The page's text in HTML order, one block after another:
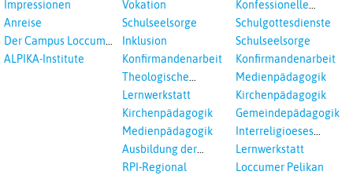
Impressionen
Anreise
Der Campus Loccum
und Loccumer
ALPIKA-Institute
Vokation
Schulseelsorge
Inklusion
Konfirmandenarbeit
Theologische
Fortbildungen,
Interreligöses Lernen
Lernwerkstatt
Kirchenpädagogik
Medienpädagogik
Ausbildung der
Vikar*innen
RPI-Regional
Konfessionelle
Kooperation
Schulgottesdienste
Schulseelsorge
Konfirmandenarbeit
Medienpädagogik
Kirchenpädagogik
Gemeindepädagogik
Interreligioeses
Lernen
Lernwerkstatt
Loccumer Pelikan